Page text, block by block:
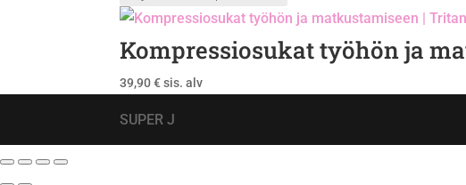
Kompressiosukat työhön ja
39,90€ sis. alv
SUPER J